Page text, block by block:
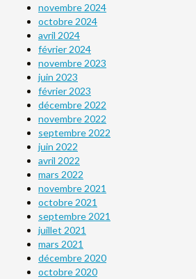
novembre 2024
octobre 2024
avril 2024
février 2024
novembre 2023
juin 2023
février 2023
décembre 2022
novembre 2022
septembre 2022
juin 2022
avril 2022
mars 2022
novembre 2021
octobre 2021
septembre 2021
juillet 2021
mars 2021
décembre 2020
octobre 2020